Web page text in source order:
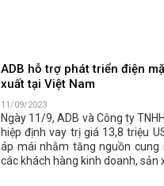
ADB hỗ trợ phát triển điện
xuất tại Việt Nam
11/09/2023
Ngày 11/9, ADB và Công ty
hiệp định vay trị giá 13,8 triệu
áp mái nhằm tăng nguồn cung
các khách hàng kinh doanh, sản